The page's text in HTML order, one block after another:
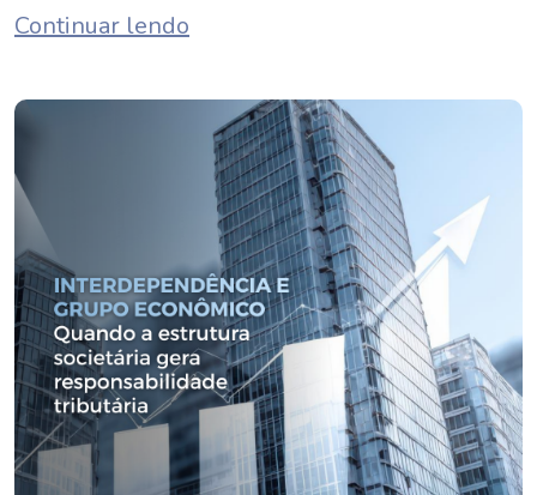
Continuar lendo